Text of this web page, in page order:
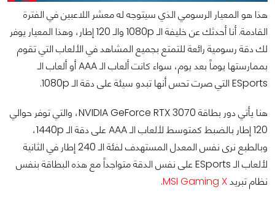
هذا هو المعيار الرسومي الذي سيتوجه له معشر اللاعبين في الفترة
القادمة. أنا أحدثك عن خليفة الـ 1080p والـ 120 إطار، وهذا المعيار يوفر
لك دقة رسومية رائعة للتمتع بجميع المشاهد في الألعاب التي تقوم
بممارستها يوماً بعد يوم، سواء كانت ألعاب الـ AAA أو ألعاب الـ
ESports التي صرت تحس أنها تبدو سيئة على دقة الـ 1080p.
هنا يأتي دور بطاقة NVIDIA GeForce RTX 3070، والتي توفر حوالي
120 إطار بالضبط كمتوسط لألعاب الـ AAA على دقة الـ 1440p،
وبالطبع نرى نفس المعدل المستهدف لفئة الـ 240 إطار في الثانية
لألعاب الـ ESports على نفس الدقة متواجداً مع هذه البطاقة بنفس
نظام تبريدMSI Gaming X
.